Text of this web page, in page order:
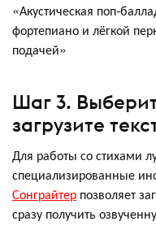
«Акустическая поп-
фортепиано и лёгкой
подачей»
Шаг 3.
загрузите
Для работы со стихами
специализированные
Сонграйтер позволяет
сразу получить